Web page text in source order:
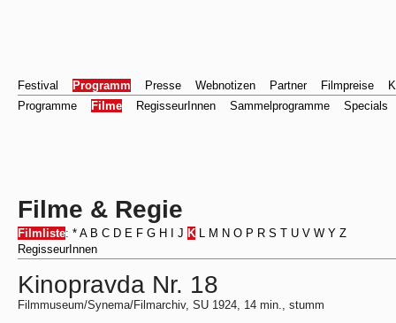
Festival Programm Presse Webnotizen Partner Filmpreise
Programme
Filme RegisseurInnen Sammelprogramme Specials
Filme & Regie
Filmliste: * A B C D E F G H J K L M N O P R S T U V W Y Z
RegisseurInnen
Kinopravda Nr. 18
Filmmuseum/Synema/Filmarchiv, SU 1924, 14 min., stumm